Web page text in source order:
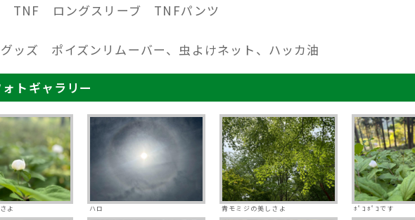
TNF ロングスリーブ TNFパンツ
ッズ ポイズンリムーバー、虫よけネット、ハッカ油
ォトギャラリー
よ ハロ 青モミジの美しさよ ﾎﾟｺﾎﾟｺです